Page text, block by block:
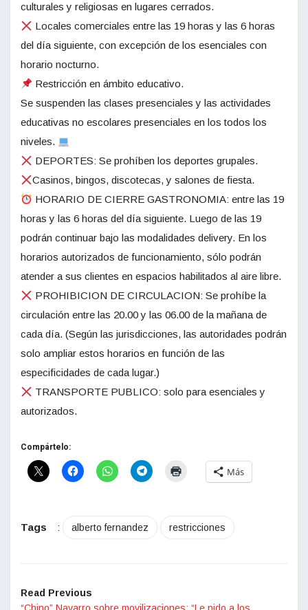
culturales y religiosas en lugares cerrados.
Locales comerciales entre las 19 horas y las 6 horas
del día siguiente, con excepción de los esenciales con
horario nocturno.
Restricción en ámbito educativo.
Se suspenden las clases presenciales y las actividades
educativas no escolares presenciales en los todos los
niveles.
DEPORTES: Se prohíben los deportes grupales.
Casinos, bingos, discotecas, y salones de fiesta.
HORARIO DE CIERRE GASTRONOMIA: entre las 19
horas y las 6 horas del día siguiente. Luego de las 19
podrán continuar bajo las modalidades delivery. En los
horarios autorizados de funcionamiento, sólo podrán
atender a sus clientes en espacios habilitados al aire libre.
PROHIBICION DE CIRCULACION: Se prohíbe la
circulación entre las 20.00 y las 06.00 de la mañana de
cada día. (Según las jurisdicciones, las autoridades podrán
solo ampliar estos horarios en función de las
especificidades de cada lugar.)
TRANSPORTE PUBLICO: solo para esenciales y
autorizados.
Compártelo:
Más
Tags : alberto fernandez restricciones
Read Previous